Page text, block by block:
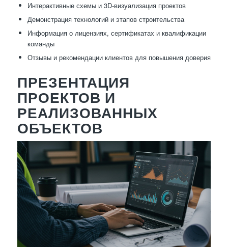
Интерактивные схемы и 3D-визуализация проектов
Демонстрация технологий и этапов строительства
Информация о лицензиях, сертификатах и квалификации
команды
Отзывы и рекомендации клиентов для повышения доверия
ПРЕЗЕНТАЦИЯ
ПРОЕКТОВ И
РЕАЛИЗОВАННЫХ
ОБЪЕКТОВ